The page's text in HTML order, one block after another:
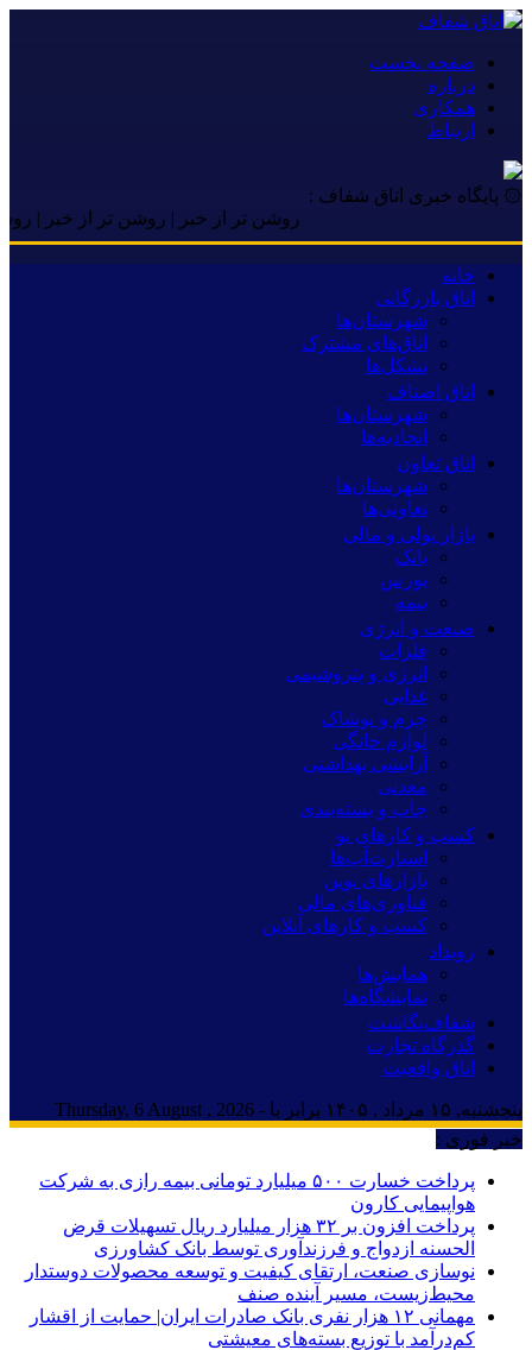
صفحه نخست
درباره
همکاری
ارتباط
۞ پایگاه خبری اتاق شفاف :
روشن تر از خبر | روشن تر از خبر | روشن تر
خانه
اتاق بازرگانی
شهرستان‌ها
اتاق‌های مشترک
تشکل‌ها
اتاق اصناف
شهرستان‌ها
اتحادیه‌ها
اتاق تعاون
شهرستان‌ها
تعاونی‌ها
بازار پولی و مالی
بانک
بورس
بیمه
صنعت و انرژی
فلزات
انرژی و پتروشیمی
غذایی
چرم و پوشاک
لوازم خانگی
آرایشی بهداشتی
معدنی
چاپ و بسته‌بندی
کسب و کارهای نو
استارت‌آپ‌ها
بازارهای نوین
فناوری‌های مالی
کسب و کارهای آنلاین
رویداد
همایش‌ها
نمایشگاه‌ها
شفاف‌نگاشت
گذرگاه تجارت
اتاق واقعیت
پنجشنبه, ۱۵ مرداد , ۱۴۰۵ برابر با - Thursday, 6 August , 2026
خبر فوری :
پرداخت خسارت ۵۰۰ میلیارد تومانی بیمه رازی به شرکت
هواپیمایی کارون
پرداخت افزون بر ۳۲ هزار میلیارد ریال تسهیلات قرض
الحسنه ازدواج و فرزندآوری توسط بانک کشاورزی
نوسازی صنعت، ارتقای کیفیت و توسعه محصولات دوستدار
محیط‌زیست، مسیر آینده صنف
مهمانی ۱۲ هزار نفری بانک صادرات ایران| حمایت از اقشار
کم‌درآمد با توزیع بسته‌های معیشتی